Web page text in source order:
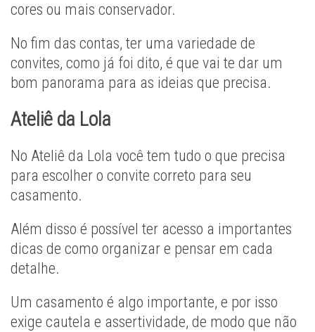
cores ou mais conservador.
No fim das contas, ter uma variedade de
convites, como já foi dito, é que vai te dar um
bom panorama para as ideias que precisa.
Ateliê da Lola
No Ateliê da Lola você tem tudo o que precisa
para escolher o convite correto para seu
casamento.
Além disso é possível ter acesso a importantes
dicas de como organizar e pensar em cada
detalhe.
Um casamento é algo importante, e por isso
exige cautela e assertividade, de modo que não